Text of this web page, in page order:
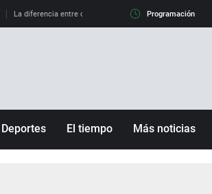
La diferencia entre observar el eclipse al 99% y al 100%
Programación
Deportes El tiempo Más noticias